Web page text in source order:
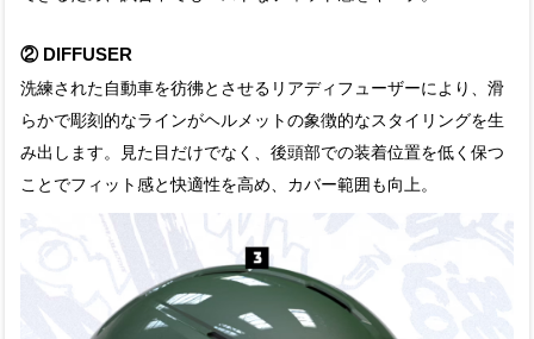
② DIFFUSER
洗練された自動車を彷彿とさせるリアディフューザーにより、滑
らかで彫刻的なラインがヘルメットの象徴的なスタイリングを生
み出します。見た目だけでなく、後頭部での装着位置を低く保つ
ことでフィット感と快適性を高め、カバー範囲も向上。